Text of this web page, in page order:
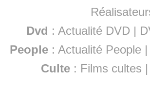
Dvd : Actualité DVD |
People :Actualité People
Culte : Films cultes